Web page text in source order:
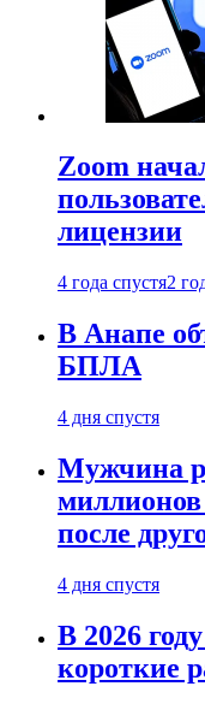
Zoom
лицензии
4 года спустя2
В Анапе
БПЛА
4 дня спустя
Мужчина
миллионов
после
4 дня спустя
В 2026
короткие